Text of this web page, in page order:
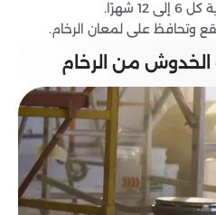
شهرًا.
وتحافظ على لمعان الرخام.
الخدوش من الرخام